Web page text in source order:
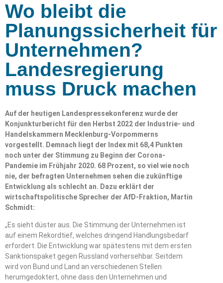
Wo bleibt die
Planungssicherheit für
Unternehmen?
Landesregierung
muss Druck machen
Auf der heutigen Landespressekonferenz wurde der
Konjunkturbericht für den Herbst 2022 der Industrie- und
Handelskammern Mecklenburg-Vorpommerns
vorgestellt. Demnach liegt der Index mit 68,4 Punkten
noch unter der Stimmung zu Beginn der Corona-
Pandemie im Frühjahr 2020. 68 Prozent, so viel wie noch
nie, der befragten Unternehmen sehen die zukünftige
Entwicklung als schlecht an. Dazu erklärt der
wirtschaftspolitische Sprecher der AfD-Fraktion, Martin
Schmidt:
„Es sieht düster aus. Die Stimmung der Unternehmen ist
auf einem Rekordtief, welches dringend Handlungsbedarf
erfordert. Die Entwicklung war spätestens mit dem ersten
Sanktionspaket gegen Russland vorhersehbar. Seitdem
wird von Bund und Land an verschiedenen Stellen
herumgedoktert, ohne dass den Unternehmen und